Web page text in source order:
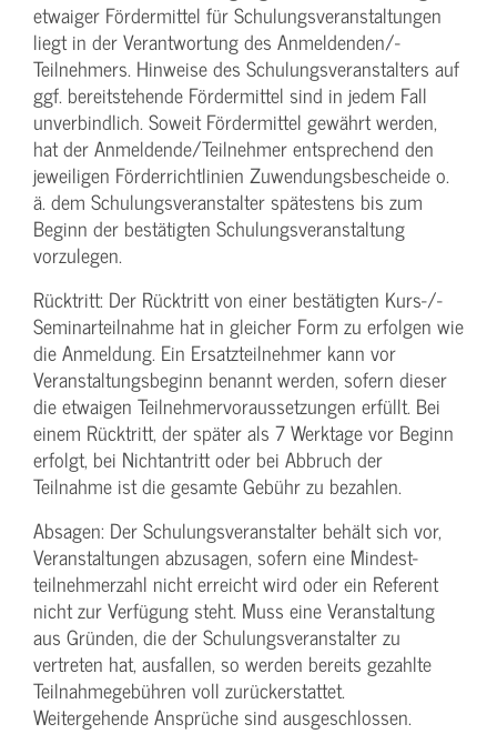
etwaiger Fördermittel für Schulungs­veranstaltungen
liegt in der Verantwortung des Anmeldenden/­
Teilnehmers. Hinweise des Schulungs­veranstalters auf
ggf. bereitstehende Fördermittel sind in jedem Fall
unverbindlich. Soweit Fördermittel gewährt werden,
hat der Anmeldende/­Teilnehmer entsprechend den
jeweiligen Förderrichtlinien Zuwendungs­bescheide o.
ä. dem Schulungs­veranstalter spätestens bis zum
Beginn der bestätigten Schulungs­veranstaltung
vorzulegen.
Rücktritt: Der Rücktritt von einer bestätigten Kurs-/­
Seminarteilnahme hat in gleicher Form zu erfolgen wie
die Anmeldung. Ein Ersatzteilnehmer kann vor
Veranstaltungs­beginn benannt werden, sofern dieser
die etwaigen Teilnehmer­voraussetzungen erfüllt. Bei
einem Rücktritt, der später als 7 Werktage vor Beginn
erfolgt, bei Nichtantritt oder bei Abbruch der
Teilnahme ist die gesamte Gebühr zu bezahlen.
Absagen: Der Schulungs­veranstalter behält sich vor,
Veranstaltungen abzusagen, sofern eine Mindest­
teilnehmerzahl nicht erreicht wird oder ein Referent
nicht zur Verfügung steht. Muss eine Veranstaltung
aus Gründen, die der Schulungs­veranstalter zu
vertreten hat, ausfallen, so werden bereits gezahlte
Teilnahme­gebühren voll zurückerstattet.
Weitergehende Ansprüche sind ausgeschlossen.